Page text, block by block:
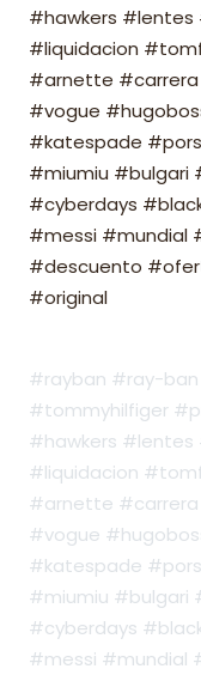
#hawkers
#liquidacion
#arnette #carrera
#vogue
#katespade
#miumiu #bulgari
#cyberdays
#messi #mundial
#descuento
#original
#rayban #ray-
#tommyhilfiger
#hawkers
#liquidacion
#arnette #carrera
#vogue
#katespade
#miumiu #bulgari
#cyberdays
#messi #mundial